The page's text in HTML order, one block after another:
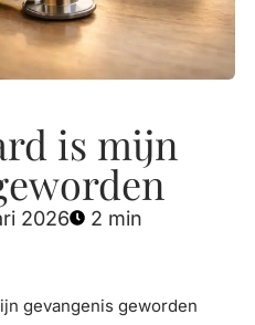
is mijn
2026 2 min
gevangenis geworden